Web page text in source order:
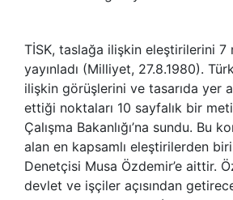
TİSK, taslağa ilişkin eleştirilerini 7
yayınladı (Milliyet, 27.8.1980).
ilişkin görüşlerini ve tasarıda yer
ettiği noktaları 10 sayfalık bir
Çalışma Bakanlığı’na sundu. Bu
alan en kapsamlı eleştirilerden
Denetçisi Musa Özdemir’e aittir.
devlet ve işçiler açısından